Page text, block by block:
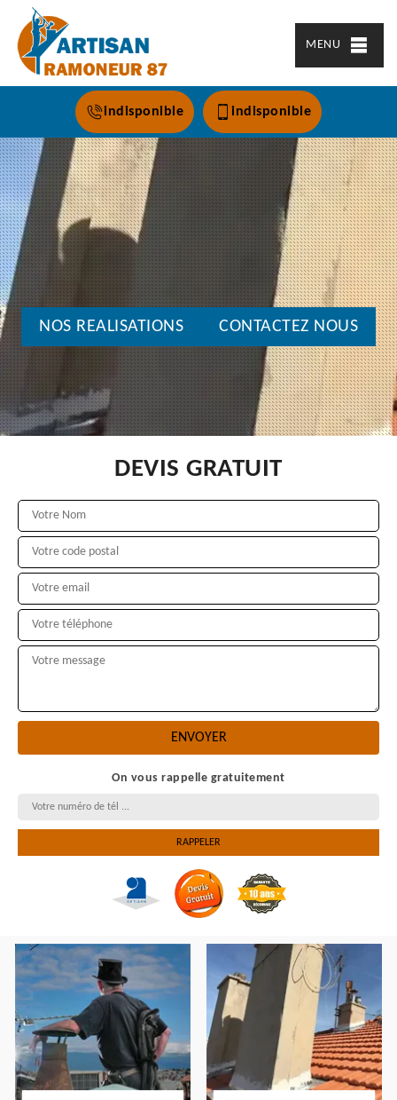
MENU
indisponible indisponible
NOS REALISATIONS CONTACTEZ NOUS
DEVIS GRATUIT
On vous rappelle gratuitement